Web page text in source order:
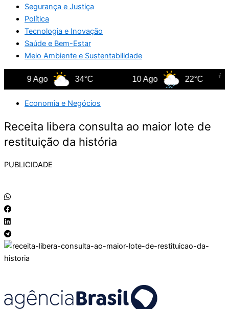
Segurança e Justiça
Política
Tecnologia e Inovação
Saúde e Bem-Estar
Meio Ambiente e Sustentabilidade
34°C 22°C 11
Economia e Negócios
Receita libera consulta ao maior lote de
restituição da história
PUBLICIDADE